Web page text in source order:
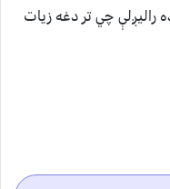
راليږلې چي تر دغه زيات